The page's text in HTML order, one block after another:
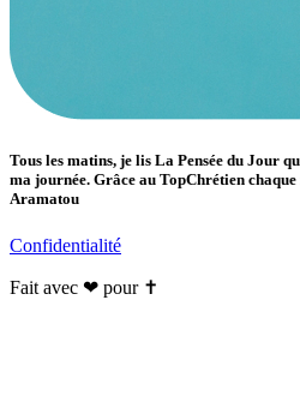
Tous les matins, je lis La Pensée du Jour
ma journée. Grâce au TopChrétien
Aramatou
Confidentialité
Fait avec ❤ pour ✝️️